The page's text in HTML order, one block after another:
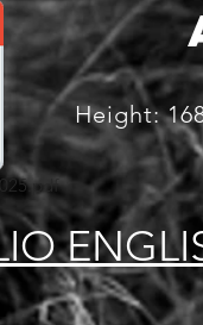
Height: